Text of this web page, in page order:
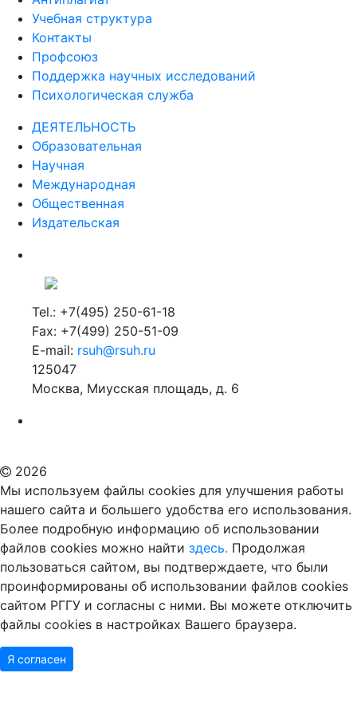
Учебная структура
Контакты
Профсоюз
Поддержка научных исследований
Психологическая служба
ДЕЯТЕЛЬНОСТЬ
Образовательная
Научная
Международная
Общественная
Издательская
Tel.: +7(495) 250-61-18
Fax: +7(499) 250-51-09
E-mail: rsuh@rsuh.ru
125047
Москва, Миусская площадь, д. 6
2026
Мы используем файлы cookies для улучшения работы
нашего сайта и большего удобства его использования.
Более подробную информацию об использовании
файлов cookies можно найти здесь. Продолжая
пользоваться сайтом, вы подтверждаете, что были
проинформированы об использовании файлов cookies
сайтом РГГУ и согласны с ними. Вы можете отключить
файлы cookies в настройках Вашего браузера.
Я согласен